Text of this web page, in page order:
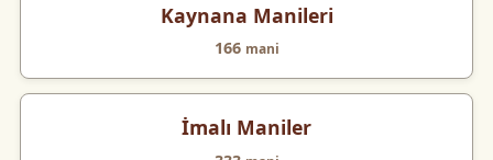
Kaynana Manileri
166 mani
İmalı Maniler